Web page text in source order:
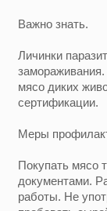
Важно знать.
Личинки
мясо диких
сертификации.
Меры
Покупать мясо
документами.
работы. Не